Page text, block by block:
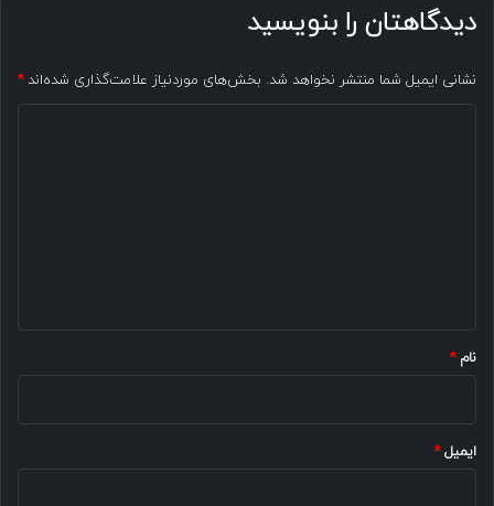
دیدگاهتان را بنویسید
نشانی ایمیل شما منتشر نخواهد شد. بخش‌های موردنیاز علامت‌گذاری شده‌اند*
نام*
ایمیل*